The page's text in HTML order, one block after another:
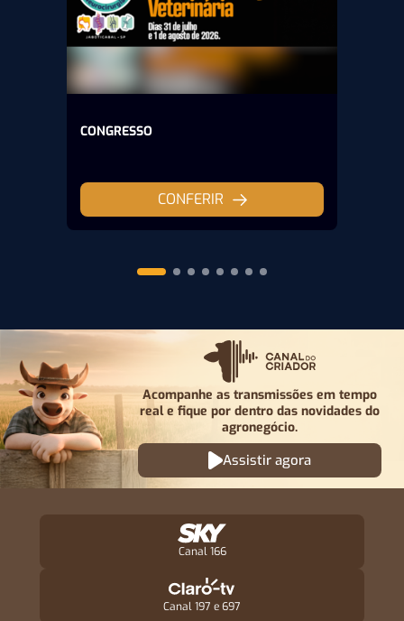
CONGRESSO
CONFERIR
Acompanhe as transmissões em tempo
real e fique pordentro das novidades do
agronegócio.
Assistir agora
Canal 166
Canal 197 e 697